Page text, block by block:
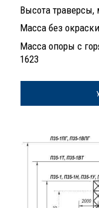
Высота траверсы,
Масса без
Масса опоры с
1623